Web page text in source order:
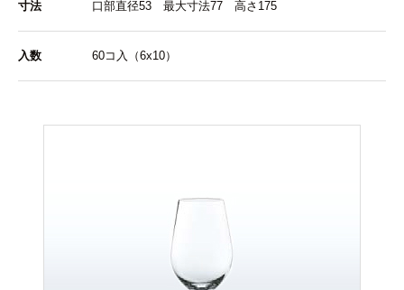
寸法 口部直径53 最大寸法77 高さ175
入数 60コ入（6x10）